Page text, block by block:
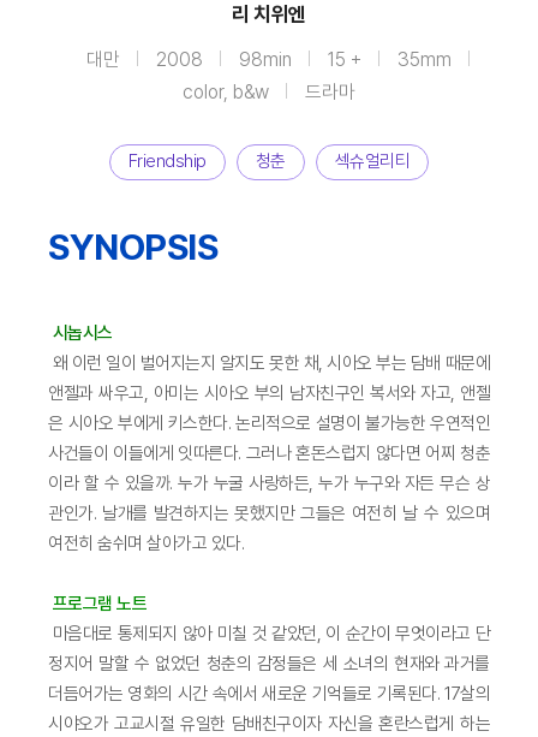
리 치위엔
대만 2008 98min 15 +
35mm
color, b&w
드라마
Friendship 청춘 섹슈얼리티
SYNOPSIS
시놉시스
왜 이런 일이 벌어지는지 알지도 못한 채, 시아오 부는 담배 때문에
앤젤과 싸우고, 아미는 시아오 부의 남자친구인 복서와 자고, 앤젤
은 시아오 부에게 키스한다. 논리적으로 설명이 불가능한 우연적인
사건들이 이들에게 잇따른다. 그러나 혼돈스럽지 않다면 어찌 청춘
이라 할 수 있을까. 누가 누굴 사랑하든, 누가 누구와 자든 무슨 상
관인가. 날개를 발견하지는 못했지만 그들은 여전히 날 수 있으며
여전히 숨쉬며 살아가고 있다.
프로그램 노트
마음대로 통제되지 않아 미칠 것 같았던, 이 순간이 무엇이라고 단
정지어 말할 수 없었던 청춘의 감정들은 세 소녀의 현재와 과거를
더듬어가는 영화의 시간 속에서 새로운 기억들로 기록된다. 17살의
시야오가 고교시절 유일한 담배친구이자 자신을 혼란스럽게 하는